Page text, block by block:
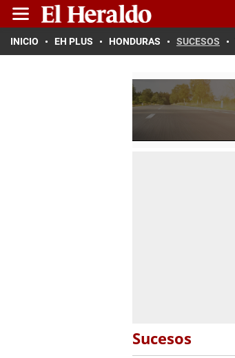
INICIO EH PLUS HONDURAS SUCESOS
Sucesos